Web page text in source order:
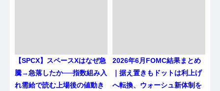
【SPCX】スペースXはなぜ急
騰→急落したか──指数組み入
れ需給で読む上場後の値動き
2026年6月FOMC結果まとめ
｜据え置きもドットは利上げ
へ転換、ウォーシュ新体制を